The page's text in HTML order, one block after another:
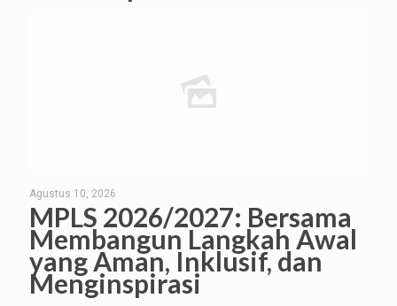
Agustus 10, 2026
MPLS 2026/2027: Bersama
Membangun Langkah Awal
yang Aman, Inklusif, dan
Menginspirasi